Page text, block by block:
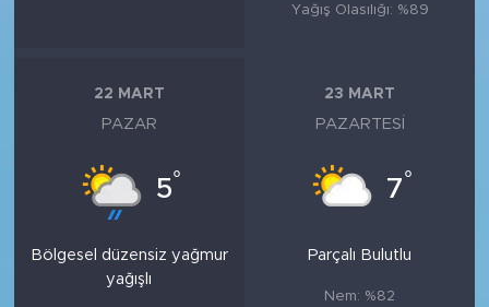
Yağış Olasılığı: %89
22 MART
PAZAR
5°
Bölgesel düzensiz yağmur
yağışlı
23 MART
PAZARTESI
7°
Parçalı Bulutlu
Nem: %82